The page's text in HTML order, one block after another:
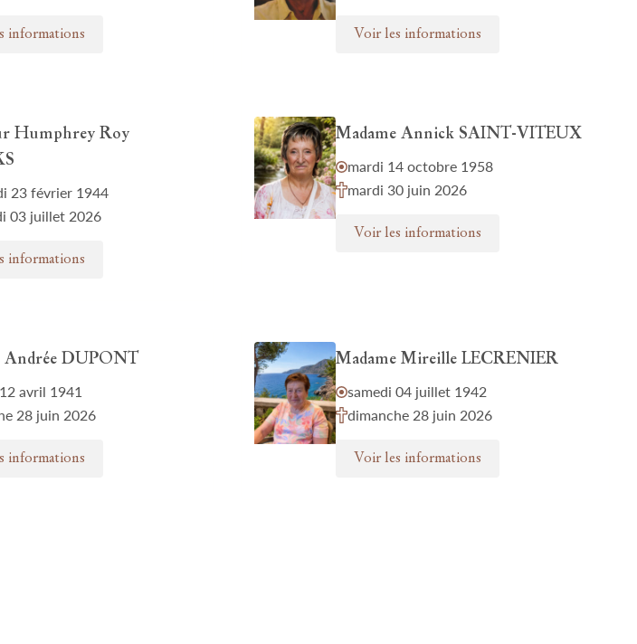
informations Voir les informations
Humphrey Roy
23 février 1944
03 juillet 2026
informations
Madame Annick SAINT-VITEUX
mardi 14 octobre 1958
mardi 30 juin 2026
Voir les informations
Andrée DUPONT
avril 1941
28 juin 2026
informations
Madame Mireille LECRENIER
samedi 04 juillet 1942
dimanche 28 juin 2026
Voir les informations